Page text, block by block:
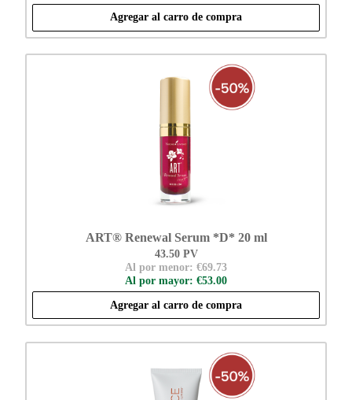
Agregar al carro de compra
ART® Renewal Serum *D* 20 ml
43.50 PV
Al por menor: €69.73
Al por mayor: €53.00
Agregar al carro de compra